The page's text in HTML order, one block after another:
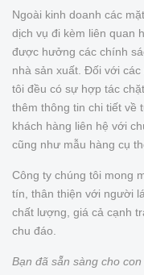
Ngoài kinh doanh các
dịch vụ đi kèm liên quan
được hưởng các chính
nhà sản xuất. Đối với
tôi đều có sự hợp tác
thêm thông tin chi tiết về
khách hàng liên hệ với
cũng như mẫu hàng cụ
Công ty chúng tôi mong
tín, thân thiện với người
chất lượng, giá cả cạnh
chu đáo.
Bạn đã sẵn sàng cho